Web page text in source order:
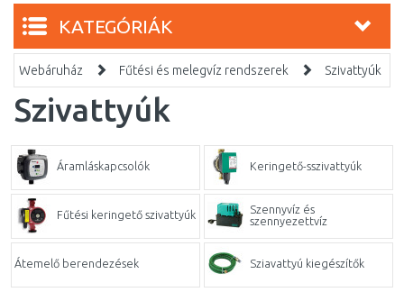
KATEGÓRIÁK
Webáruház Fűtési és melegvíz rendszerek Szivattyúk
Szivattyúk
Áramláskapcsolók Keringető-sszivattyúk
Fűtési keringető szivattyúk
Szennyvíz és
szennyezettvíz
Átemelő berendezések Sziavattyú kiegészítők